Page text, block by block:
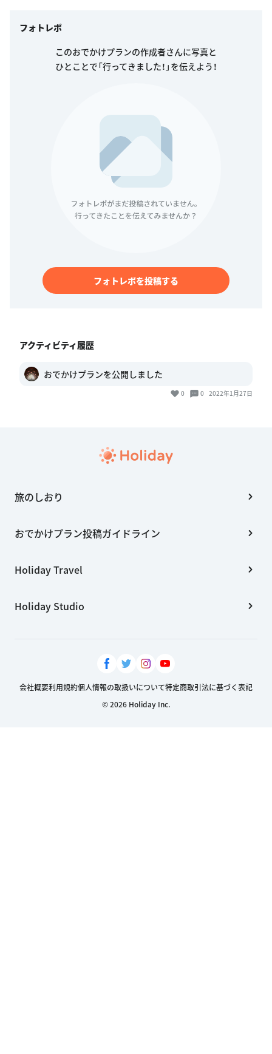
フォトレポ
このおでかけプランの作成者さんに写真と
ひとことで「行ってきました！」を伝えよう！
フォトレポを投稿する
アクティビティ履歴
おでかけプランを公開しました
0 0 2022年1月27日
旅のしおり
おでかけプラン投稿ガイドライン
Holiday Travel
Holiday Studio
会社概要利用規約個人情報の取扱いについて特定商取引法に基づく表記
© 2026 Holiday Inc.